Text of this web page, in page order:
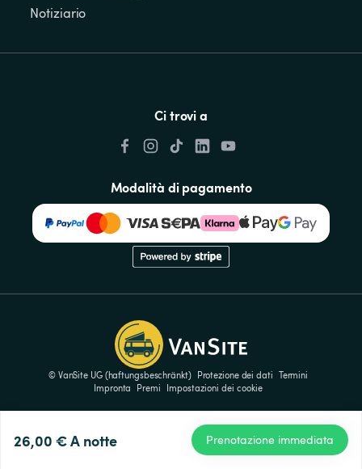
26,00 €A notte Prenotazione immediata
Notiziario
Ci trovi a
Modalità di pagamento
© VanSite UG (haftungsbeschränkt) Protezione dei dati Termini
Impronta
Premi Impostazioni dei cookie